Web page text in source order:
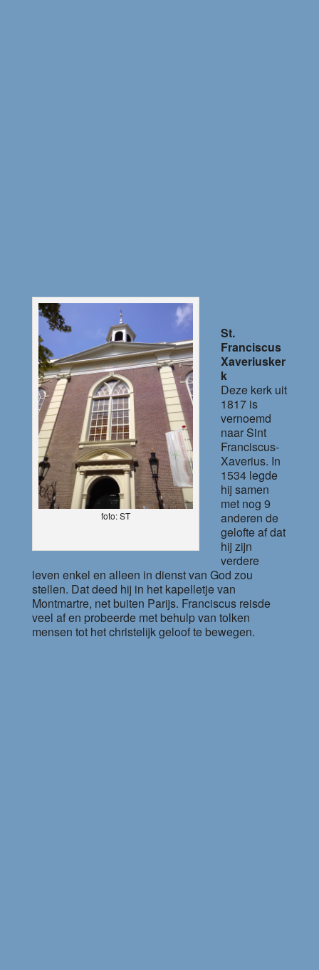
foto: ST
St.
Franciscus
Xaveriusker
k
Deze kerk uit
1817 is
vernoemd
naar Sint
Franciscus-
Xaverius. In
1534 legde
hij samen
met nog 9
anderen de
gelofte af dat
hij zijn
verdere
leven enkel en alleen in dienst van God zou
stellen. Dat deed hij in het kapelletje van
Montmartre, net buiten Parijs. Franciscus reisde
veel af en probeerde met behulp van tolken
mensen tot het christelijk geloof te bewegen.